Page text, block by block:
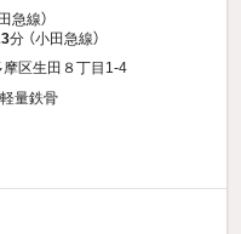
急線）
分 （小田急線）
区生田８丁目1-4
量鉄骨